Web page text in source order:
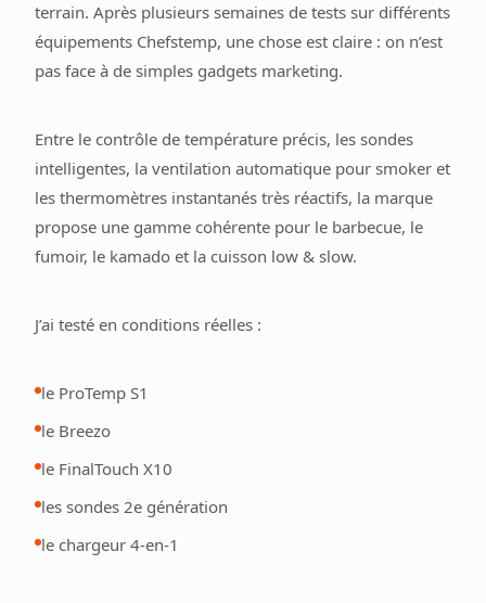
terrain. Après plusieurs semaines de tests sur différents
équipements Chefstemp, une chose est claire : on n’est
pas face à de simples gadgets marketing.
Entre le contrôle de température précis, les sondes
intelligentes, la ventilation automatique pour smoker et
les thermomètres instantanés très réactifs, la marque
propose une gamme cohérente pour le barbecue, le
fumoir, le kamado et la cuisson low & slow.
J’ai testé en conditions réelles :
le ProTemp S1
le Breezo
le FinalTouch X10
les sondes 2e génération
le chargeur 4-en-1